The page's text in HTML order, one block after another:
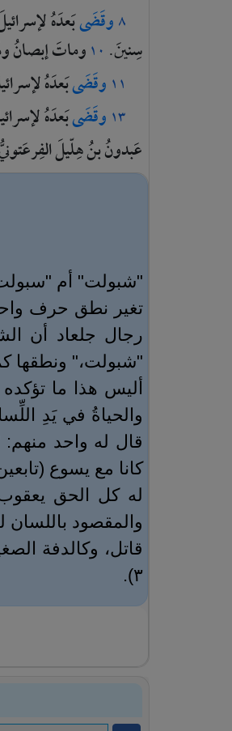
٨وقَضَىبَعدَهُ
سِنينَ. ١٠وماتَإبصانُ
١١ وقَضَىبَعدَهُ
١٣ وقَضَىبَعدَهُ
عَبدونُبنُهِلّيلَ
"شبولت" أم "سبولت"
تغير نطق حرف
رجال جلعاد أن
"شبولت،" ونطقها
كانا مع يسوع
له كل الحق
والمقصود باللسان
قاتل، وكالدفة
٣).